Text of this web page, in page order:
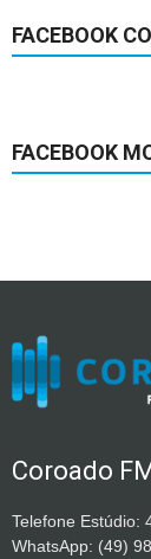
FACEBOOK
FACEBOOK
Coroado
Telefone Estúdio:
WhatsApp: (49)